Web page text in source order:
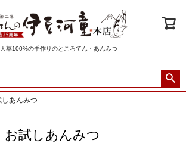
草100%の手作りのところてん・あんみつ
しあんみつ
お試しあんみつ